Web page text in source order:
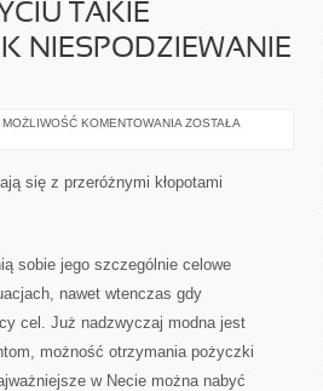
TAKIE
NIESPODZIEWANIE
MOŻLIWOŚĆ KOMENTOWANIA NIERAZ
ŻYCIU
TAKIE
ZOSTAŁA
się z przeróżnymi kłopotami
sobie jego szczególnie celowe
nawet wtenczas gdy
cel. Już nadzwyczaj modna jest
możność otrzymania pożyczki
w Necie można nabyć